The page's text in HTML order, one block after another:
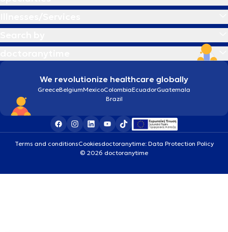
We revolutionize healthcare globally
GreeceBelgiumMexicoColombiaEcuadorGuatemala
Brazil
Terms and conditionsCookiesdoctoranytime: Data Protection Policy
© 2026 doctoranytime